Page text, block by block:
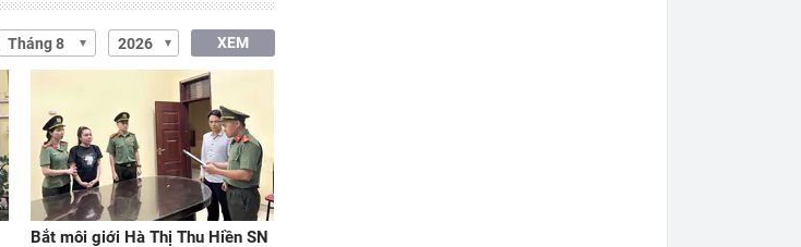
XEM
Bắt môi giới Hà Thị Thu Hiền SN